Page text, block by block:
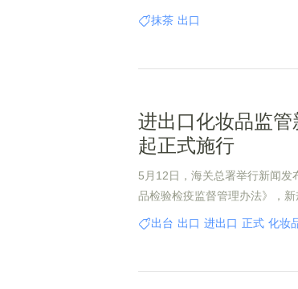
升，各大品牌推出众多抹茶新
抹茶 出口
进出口化妆品监管
起正式施行
5月12日，海关总署举行新闻
品检验检疫监督管理办法》，
该新规，上海自即日起启动进
出台 出口 进出口 正式 化妆